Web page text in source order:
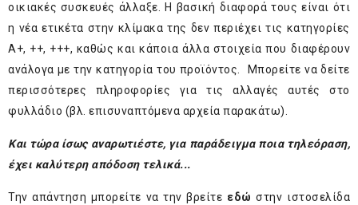
οικιακές συσκευές άλλαξε. Η βασική διαφορά τους είναι ότι
η νέα ετικέτα στην κλίμακα της δεν περιέχει τις κατηγορίες
Α+, ++, +++, καθώς και κάποια άλλα στοιχεία που διαφέρουν
ανάλογα με την κατηγορία του προϊόντος. Μπορείτε να δείτε
περισσότερες πληροφορίες για τις αλλαγές αυτές στο
φυλλάδιο (βλ. επισυναπτόμενα αρχεία παρακάτω).
Και τώρα ίσως αναρωτιέστε, για παράδειγμα ποια τηλεόραση,
έχει καλύτερη απόδοση τελικά...
Την απάντηση μπορείτε να την βρείτε εδώ στην ιστοσελίδα